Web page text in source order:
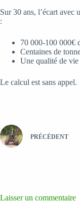
Sur 30 ans, l’écart avec
:
70 000-100 000€
Centaines de
Une qualité de
Le calcul est sans appel.
PRÉCÉDENT
Laisser un commentaire